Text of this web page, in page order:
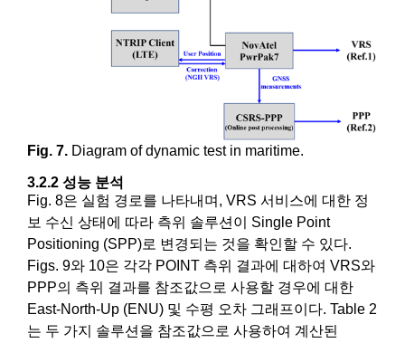
Fig. 7. Diagram of dynamic test in maritime.
3.2.2 성능 분석
Fig. 8은 실험 경로를 나타내며, VRS 서비스에 대한 정
보 수신 상태에 따라 측위 솔루션이 Single Point
Positioning (SPP)로 변경되는 것을 확인할 수 있다.
Figs. 9와 10은 각각 POINT 측위 결과에 대하여 VRS와
PPP의 측위 결과를 참조값으로 사용할 경우에 대한
East-North-Up (ENU) 및 수평 오차 그래프이다. Table 2
는 두 가지 솔루션을 참조값으로 사용하여 계산된